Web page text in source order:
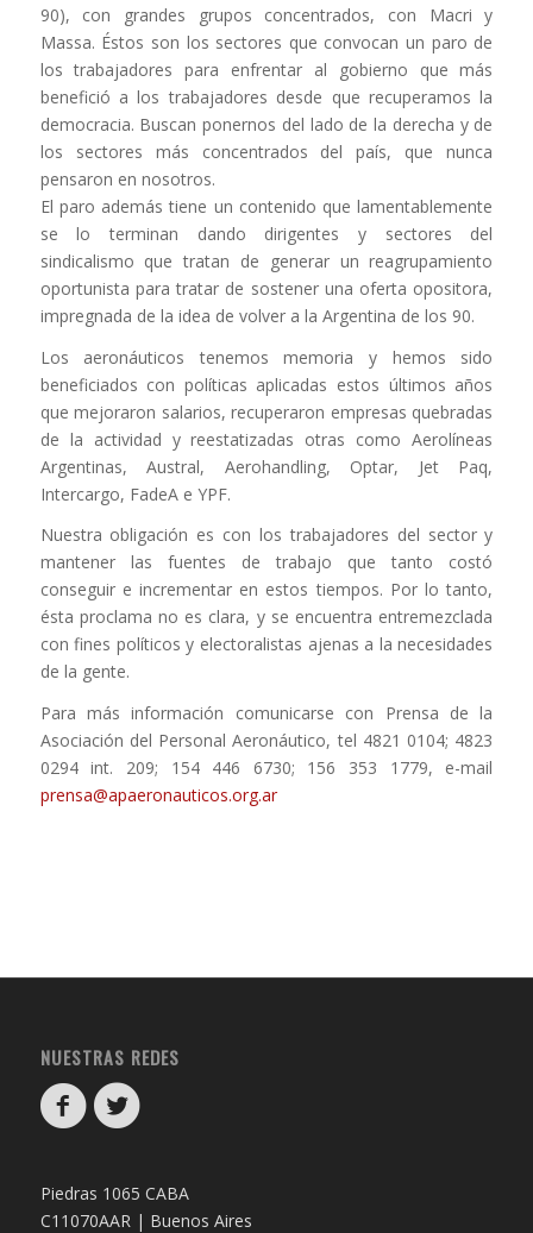
90), con grandes grupos concentrados, con Macri y
Massa. Éstos son los sectores que convocan un paro de
los trabajadores para enfrentar al gobierno que más
benefició a los trabajadores desde que recuperamos la
democracia. Buscan ponernos del lado de la derecha y de
los sectores más concentrados del país, que nunca
pensaron en nosotros.
El paro además tiene un contenido que lamentablemente
se lo terminan dando dirigentes y sectores del
sindicalismo que tratan de generar un reagrupamiento
oportunista para tratar de sostener una oferta opositora,
impregnada de la idea de volver a la Argentina de los 90.
Los aeronáuticos tenemos memoria y hemos sido
beneficiados con políticas aplicadas estos últimos años
que mejoraron salarios, recuperaron empresas quebradas
de la actividad y reestatizadas otras como Aerolíneas
Argentinas, Austral, Aerohandling, Optar, Jet Paq,
Intercargo, FadeA e YPF.
Nuestra obligación es con los trabajadores del sector y
mantener las fuentes de trabajo que tanto costó
conseguir e incrementar en estos tiempos. Por lo tanto,
ésta proclama no es clara, y se encuentra entremezclada
con fines políticos y electoralistas ajenas a la necesidades
de la gente.
Para más información comunicarse con Prensa de la
Asociación del Personal Aeronáutico, tel 4821 0104; 4823
0294 int. 209; 154 446 6730; 156 353 1779, e-mail
prensa@apaeronauticos.org.ar
NUESTRAS REDES
Piedras 1065 CABA
C11070AAR | Buenos Aires